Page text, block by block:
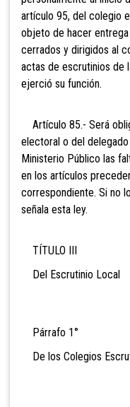
artículo 95, del colegio
objeto de hacer
cerrados y dirigidos al
actas de escrutinios de
ejerció su función.
Artículo 85.- Será obli
electoral o del delegado
Ministerio Público las
en los artículos
correspondiente. Si no
señala esta ley.
TÍTULO III
Del Escrutinio Local
Párrafo 1°
De los Colegios